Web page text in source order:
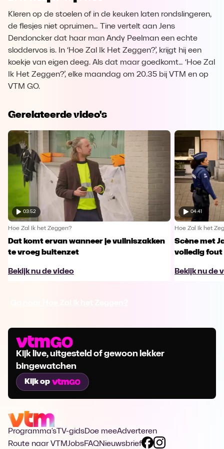
Kleren op de stoelen of in de keuken laten rondslingeren,
de flesjes niet opruimen… Tine vertelt aan Jens
Dendoncker dat haar man Andy Peelman een echte
sloddervos is. In ‘Hoe Zal Ik Het Zeggen?’, krijgt hij een
koekje van eigen deeg. Als dat maar goedkomt… ‘Hoe Zal
Ik Het Zeggen?’, elke maandag om 20.35 bij VTM en op
VTM GO.
Gerelateerde video's
03:52
Hoe Zal Ik het Zeggen?
Dat komt ervan wanneer je vuilniszakken
te vroeg buitenzet
Bekijk nu de video
04:41
Hoe Zal Ik het
Scène met
volledig fout
Bekijk nu de
Kijk live, uitgesteld of gewoon lekker
bingewatchen
Kijk op
Programma's TV-gidsDoe meeAdverteren
Route naar VTMJobsFAQNieuwsbrief